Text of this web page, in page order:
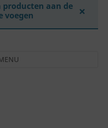
producten aan de
voegen
×